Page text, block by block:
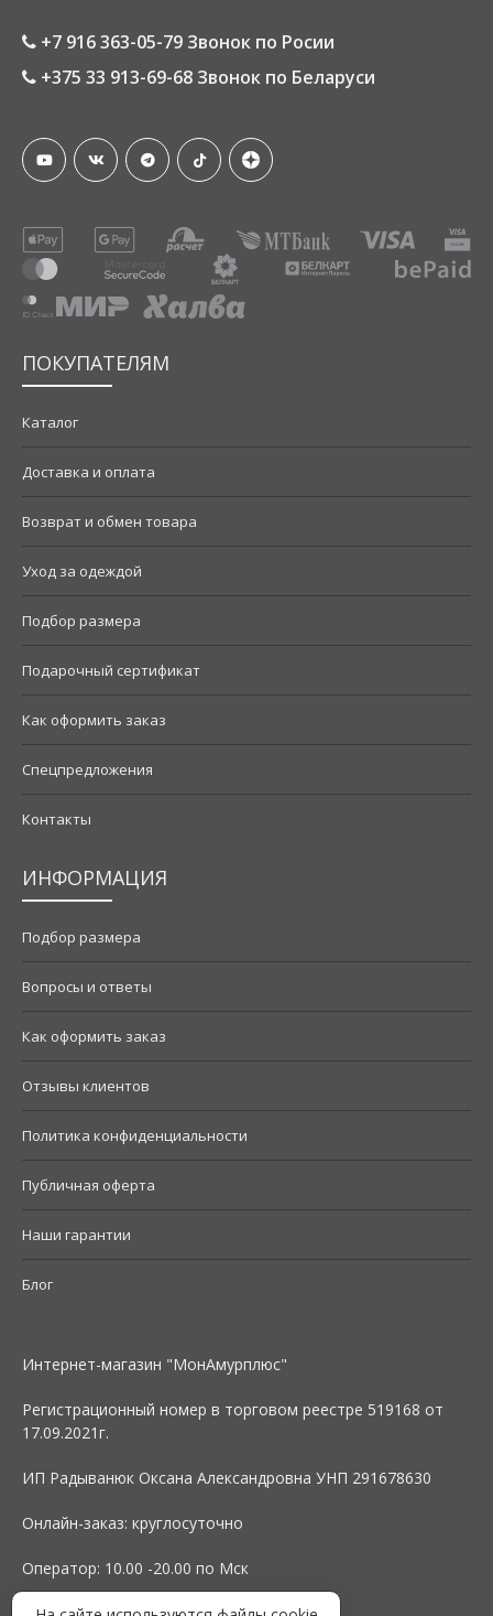
+7 916 363-05-79 Звонок по Росии
+375 33 913-69-68 Звонок по Беларуси
ПОКУПАТЕЛЯМ
Каталог
Доставка и оплата
Возврат и обмен товара
Уход за одеждой
Подбор размера
Подарочный сертификат
Как оформить заказ
Спецпредложения
Контакты
ИНФОРМАЦИЯ
Подбор размера
Вопросы и ответы
Как оформить заказ
Отзывы клиентов
Политика конфиденциальности
Публичная оферта
Наши гарантии
Блог
Интернет-магазин "МонАмурплюс"
Регистрационный номер в торговом реестре 519168 от
17.09.2021г.
ИП Радыванюк Оксана Александровна УНП 291678630
Онлайн-заказ: круглосуточно
Оператор: 10.00 -20.00 по Мск